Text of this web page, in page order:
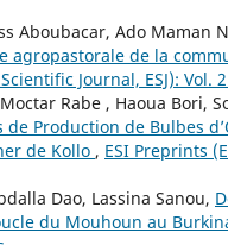
Aboubacar, Ado Maman
agropastorale de la
Journal, ESJ): Vol.
Rabe , Haoua Bori,
de Production de Bulbes
de Kollo , ESI Preprints
Dao, Lassina Sanou,
du Mouhoun au